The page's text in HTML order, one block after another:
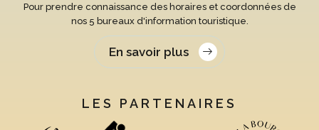
Pour prendre connaissance des horaires et coordonnées de
nos 5 bureaux d'information touristique.
En savoir plus
LES PARTENAIRES